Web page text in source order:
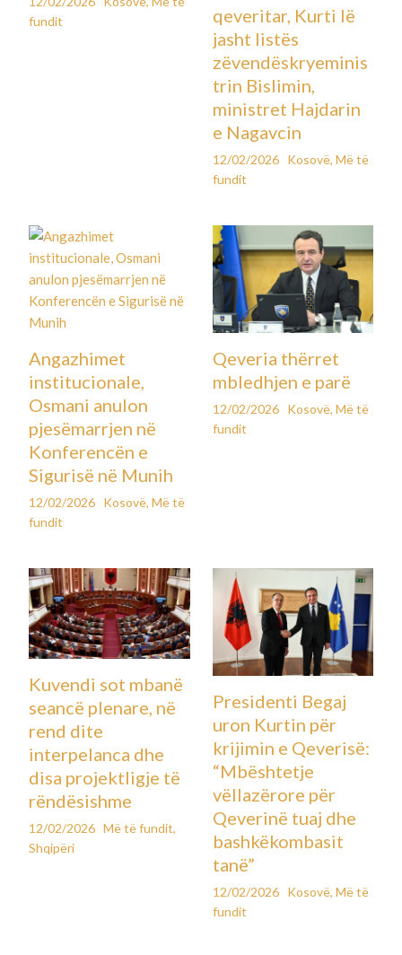
fundit
qeveritar, Kurti lë
jasht listës
zëvendëskryeminis
trin Bislimin,
ministret Hajdarin
e Nagavcin
12/02/2026 Kosovë, Më të
fundit
Angazhimet
institucionale,
Osmani anulon
pjesëmarrjen në
Konferencën e
Sigurisë në Munih
12/02/2026 Kosovë,Më të
fundit
Qeveria thërret
mbledhjen e parë
12/02/2026 Kosovë, Më të
fundit
Kuvendi sot mbanë
seancë plenare, në
rend dite
interpelanca dhe
disa projektligje të
rëndësishme
12/02/2026 Më të fundit,
Shqipëri
Presidenti Begaj
uron Kurtin për
krijimin e Qeverisë:
“Mbështetje
vëllazërore për
Qeverinë tuaj dhe
bashkëkombasit
tanë”
12/02/2026 Kosovë, Më të
fundit